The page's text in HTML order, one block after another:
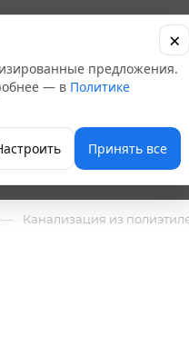
+7 (347)
оптовый
склады
— Канализация из
предложения.
— в Политике
Принять все
×